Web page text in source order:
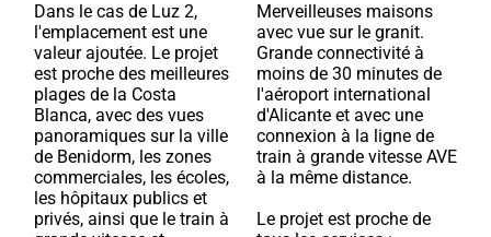
Dans le cas de Luz 2,
l'emplacement est une
valeur ajoutée. Le projet
est proche des meilleures
plages de la Costa
Blanca, avec des vues
panoramiques sur la ville
de Benidorm, les zones
commerciales, les écoles,
les hôpitaux publics et
privés, ainsi que le train à
Merveilleuses maisons
avec vue sur le granit.
Grande connectivité à
moins de 30 minutes de
l'aéroport international
d'Alicante et avec une
connexion à la ligne de
train à grande vitesse AVE
à la même distance.
Le projet est proche de